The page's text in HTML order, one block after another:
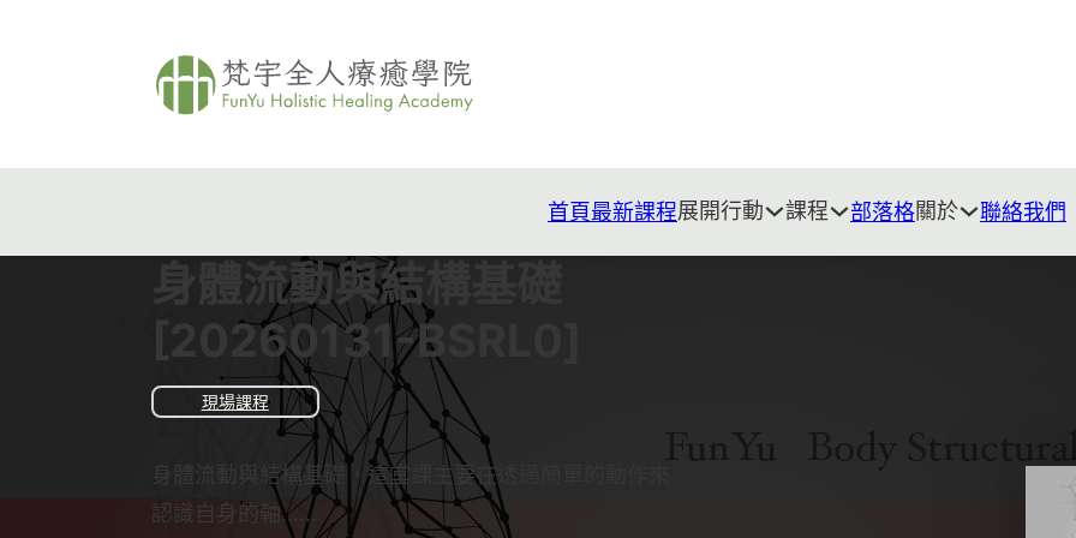
首頁最新課程展開行動 課程 部落格關於 聯絡我們
身體流動與結構基礎
[20260131-BSRL0]
現場課程
身體流動與結構基礎，這堂課主要在透過簡單的動作來
認識自身的軸…...